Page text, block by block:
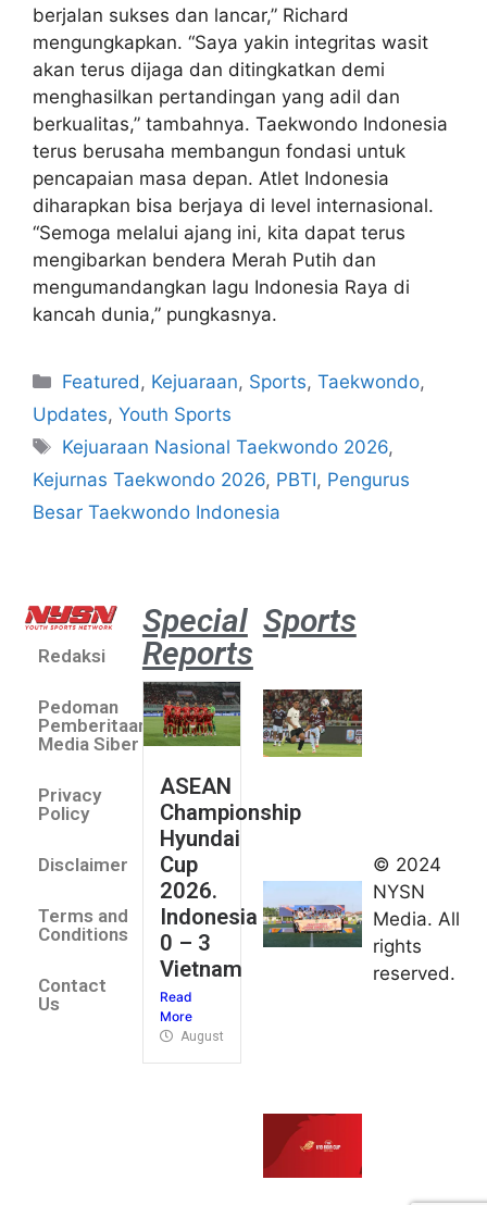
berjalan sukses dan lancar,” Richard
mengungkapkan. “Saya yakin integritas wasit
akan terus dijaga dan ditingkatkan demi
menghasilkan pertandingan yang adil dan
berkualitas,” tambahnya. Taekwondo Indonesia
terus berusaha membangun fondasi untuk
pencapaian masa depan. Atlet Indonesia
diharapkan bisa berjaya di level internasional.
“Semoga melalui ajang ini, kita dapat terus
mengibarkan bendera Merah Putih dan
mengumandangkan lagu Indonesia Raya di
kancah dunia,” pungkasnya.
Featured , Kejuaraan, Sports,Taekwondo,
Updates, Youth Sports
Kejuaraan Nasional Taekwondo 2026,
Kejurnas Taekwondo 2026, PBTI, Pengurus
Besar Taekwondo Indonesia
Redaksi
Pedoman
Pemberitaan
Media Siber
Privacy
Policy
Disclaimer
Terms and
Conditions
Contact
Us
Special
Reports
ASEAN
Championship
Hyundai
Cup
2026.
Indonesia
0 – 3
Vietnam
Read
More
August 4, 2026
Sports
umum
Kejurnas
Panahan
Junior di
Kudus
© 2024
NYSN
Media. All
rights
reserved.